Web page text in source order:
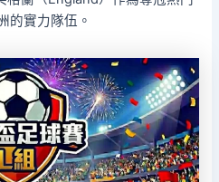
的實力隊伍。